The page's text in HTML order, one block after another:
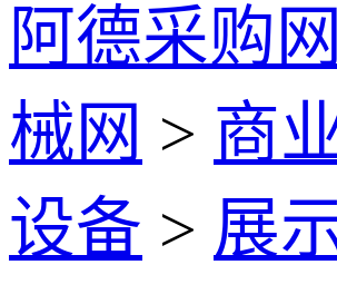
阿德采购网
械网 > 商
设备 > 展